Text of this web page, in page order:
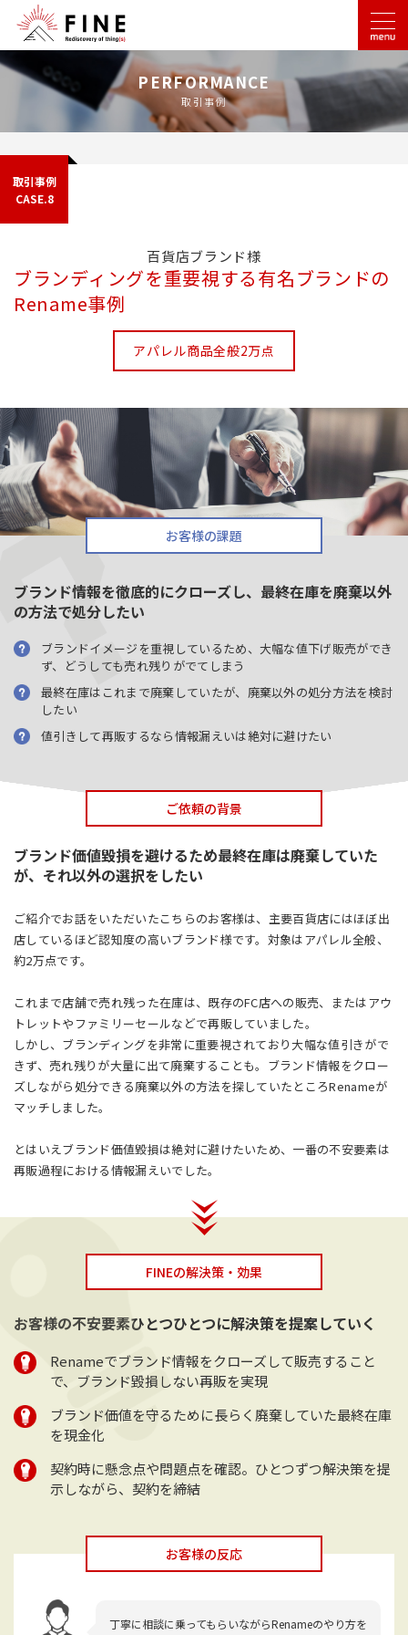
PERFORMANCE
取引事例
取引事例
CASE.8
百貨店ブランド様
ブランディングを重要視する有名ブランドの
Rename事例
アパレル商品全般2万点
お客様の課題
ブランド情報を徹底的にクローズし、最終在庫を廃棄以外
の方法で処分したい
ブランドイメージを重視しているため、大幅な値下げ販売ができ
ず、どうしても売れ残りがでてしまう
最終在庫はこれまで廃棄していたが、廃棄以外の処分方法を検討
したい
値引きして再販するなら情報漏えいは絶対に避けたい
ご依頼の背景
ブランド価値毀損を避けるため最終在庫は廃棄していた
が、それ以外の選択をしたい
ご紹介でお話をいただいたこちらのお客様は、主要百貨店にはほぼ出
店しているほど認知度の高いブランド様です。対象はアパレル全般、
約2万点です。
これまで店舗で売れ残った在庫は、既存のFC店への販売、またはアウ
トレットやファミリーセールなどで再販していました。
しかし、ブランディングを非常に重要視されており大幅な値引きがで
きず、売れ残りが大量に出て廃棄することも。ブランド情報をクロー
ズしながら処分できる廃棄以外の方法を探していたところRenameが
マッチしました。
とはいえブランド価値毀損は絶対に避けたいため、一番の不安要素は
再販過程における情報漏えいでした。
FINEの解決策・効果
お客様の不安要素ひとつひとつに解決策を提案していく
Renameでブランド情報をクローズして販売すること
で、ブランド毀損しない再販を実現
ブランド価値を守るために長らく廃棄していた最終在庫
を現金化
契約時に懸念点や問題点を確認。ひとつずつ解決策を提
示しながら、契約を締結
お客様の反応
丁寧に相談に乗ってもらいながらRenameのやり方を